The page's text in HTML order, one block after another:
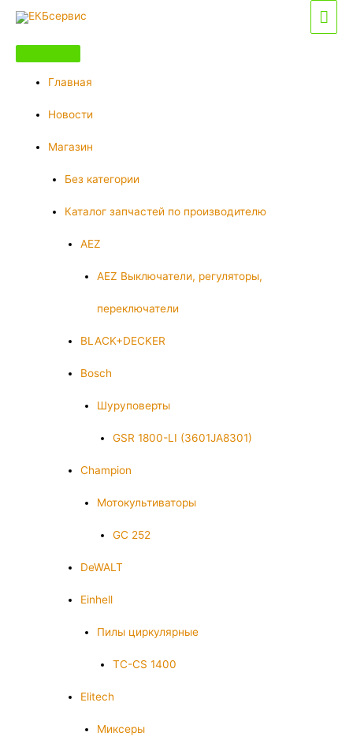
Перейти
содержимому
Главная
Новости
Магазин
Без категории
Каталог запчастей по производителю
AEZ
AEZ Выключатели, регуляторы,
переключатели
BLACK+DECKER
Bosch
Шуруповерты
GSR 1800-LI (3601JA8301)
Champion
Мотокультиваторы
GC 252
DeWALT
Einhell
Пилы циркулярные
TC-CS 1400
Elitech
Миксеры